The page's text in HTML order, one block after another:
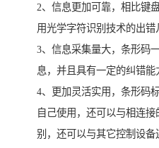
2、信息更加可靠，相比键
用光学字符识别技术的出错
3、信息采集量大，条形码
息，并且具有一定的纠错能
4、更加灵活实用，条形码
自己使用，还可以与相连
别，还可以与其它控制设备